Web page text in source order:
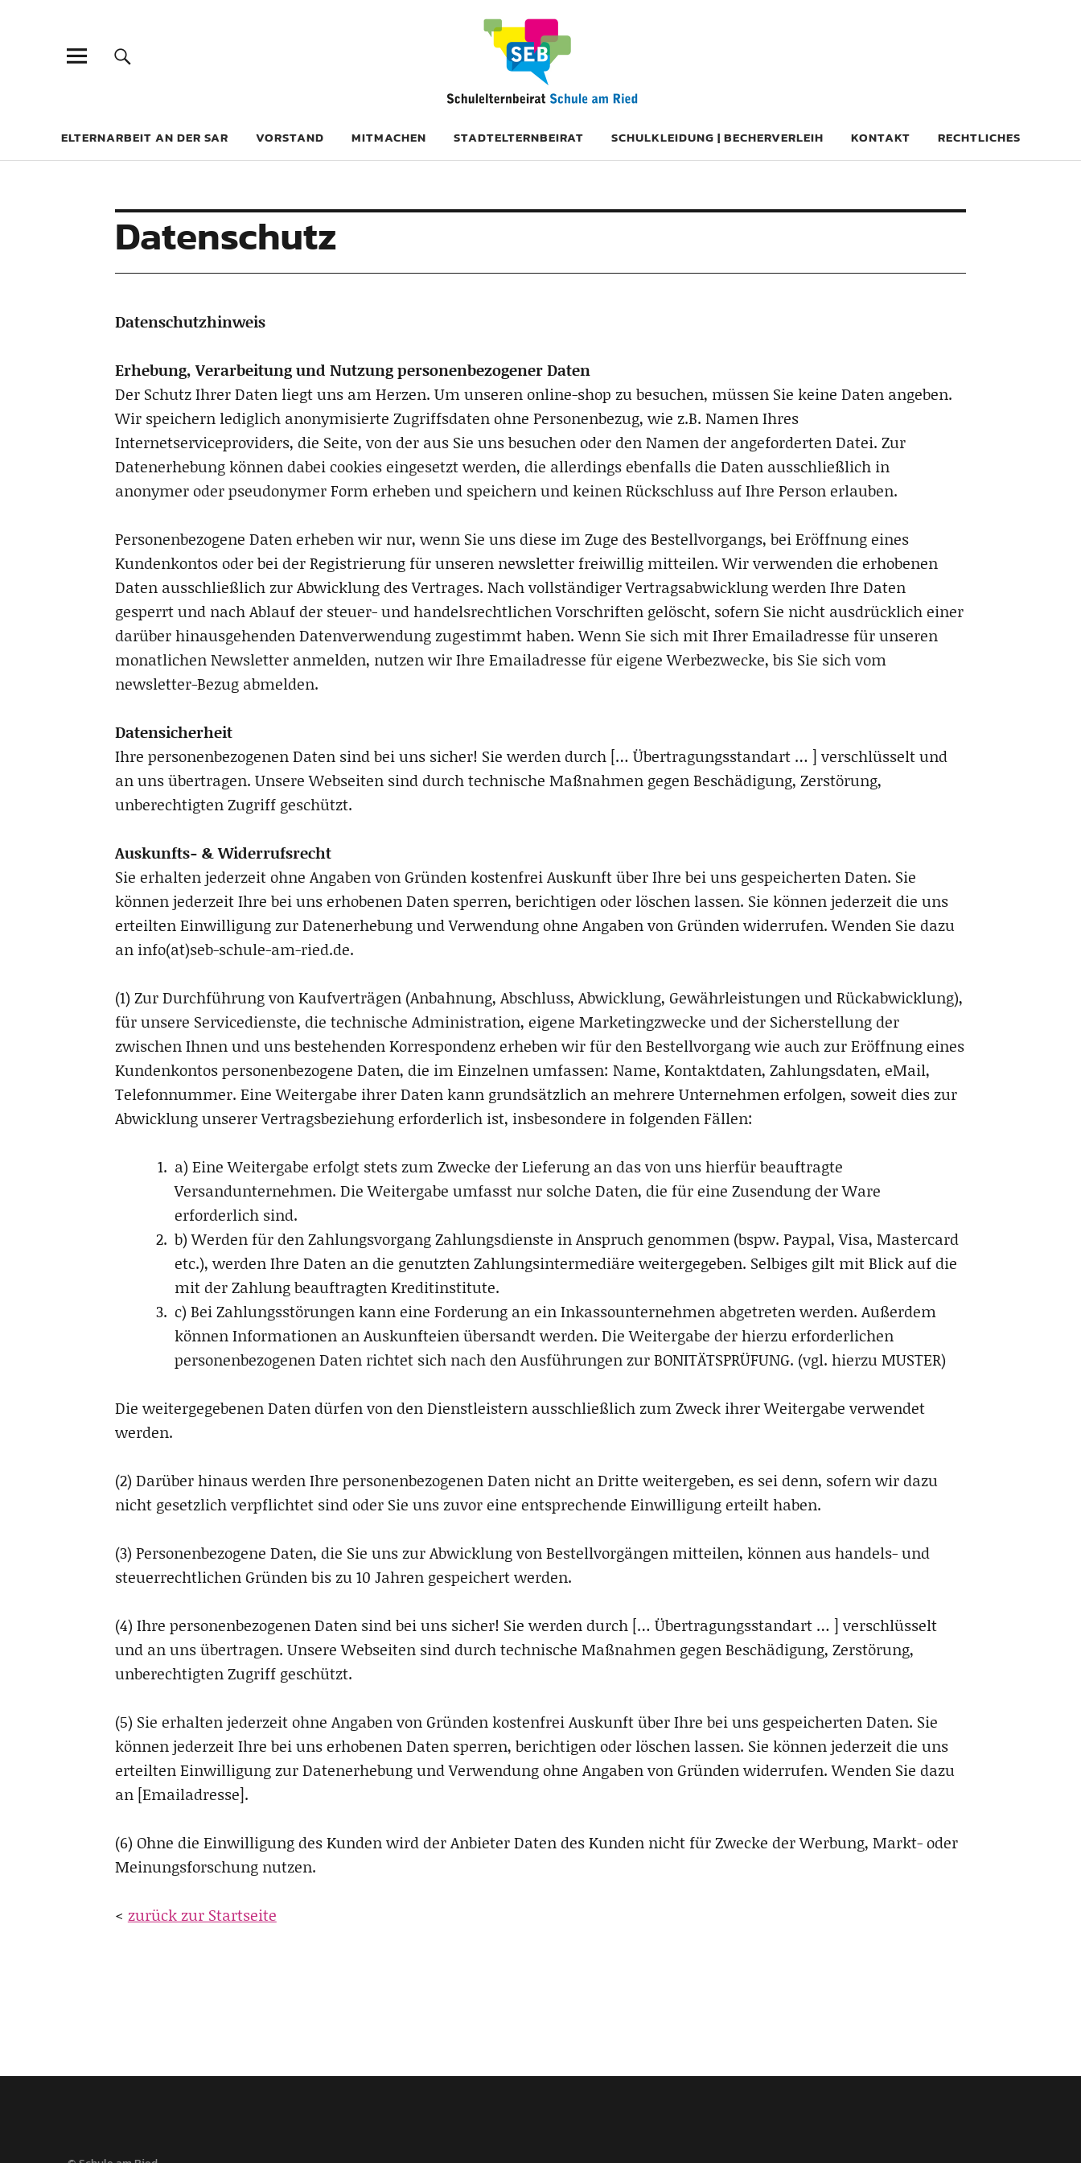
ELTERNARBEIT AN DER SAR VORSTAND MITMACHEN STADTELTERNBEIRAT SCHULKLEIDUNG | BECHERVERLEIH KONTAKT RECHTLICHES
Datenschutz
Datenschutzhinweis
Erhebung, Verarbeitung und Nutzung personenbezogener Daten
Der Schutz Ihrer Daten liegt uns am Herzen. Um unseren online-shop zu besuchen, müssen Sie keine Daten angeben.
Wir speichern lediglich anonymisierte Zugriffsdaten ohne Personenbezug, wie z.B. Namen Ihres
Internetserviceproviders, die Seite, von der aus Sie uns besuchen oder den Namen der angeforderten Datei. Zur
Datenerhebung können dabei cookies eingesetzt werden, die allerdings ebenfalls die Daten ausschließlich in
anonymer oder pseudonymer Form erheben und speichern und keinen Rückschluss auf Ihre Person erlauben.
Personenbezogene Daten erheben wir nur, wenn Sie uns diese im Zuge des Bestellvorgangs, bei Eröffnung eines
Kundenkontos oder bei der Registrierung für unseren newsletter freiwillig mitteilen. Wir verwenden die erhobenen
Daten ausschließlich zur Abwicklung des Vertrages. Nach vollständiger Vertragsabwicklung werden Ihre Daten
gesperrt und nach Ablauf der steuer- und handelsrechtlichen Vorschriften gelöscht, sofern Sie nicht ausdrücklich einer
darüber hinausgehenden Datenverwendung zugestimmt haben. Wenn Sie sich mit Ihrer Emailadresse für unseren
monatlichen Newsletter anmelden, nutzen wir Ihre Emailadresse für eigene Werbezwecke, bis Sie sich vom
newsletter-Bezug abmelden.
Datensicherheit
Ihre personenbezogenen Daten sind bei uns sicher! Sie werden durch [… Übertragungsstandart … ] verschlüsselt und
an uns übertragen. Unsere Webseiten sind durch technische Maßnahmen gegen Beschädigung, Zerstörung,
unberechtigten Zugriff geschützt.
Auskunfts- & Widerrufsrecht
Sie erhalten jederzeit ohne Angaben von Gründen kostenfrei Auskunft über Ihre bei uns gespeicherten Daten. Sie
können jederzeit Ihre bei uns erhobenen Daten sperren, berichtigen oder löschen lassen. Sie können jederzeit die uns
erteilten Einwilligung zur Datenerhebung und Verwendung ohne Angaben von Gründen widerrufen. Wenden Sie dazu
an info(at)seb-schule-am-ried.de.
(1) Zur Durchführung von Kaufverträgen (Anbahnung, Abschluss, Abwicklung, Gewährleistungen und Rückabwicklung),
für unsere Servicedienste, die technische Administration, eigene Marketingzwecke und der Sicherstellung der
zwischen Ihnen und uns bestehenden Korrespondenz erheben wir für den Bestellvorgang wie auch zur Eröffnung eines
Kundenkontos personenbezogene Daten, die im Einzelnen umfassen: Name, Kontaktdaten, Zahlungsdaten, eMail,
Telefonnummer. Eine Weitergabe ihrer Daten kann grundsätzlich an mehrere Unternehmen erfolgen, soweit dies zur
Abwicklung unserer Vertragsbeziehung erforderlich ist, insbesondere in folgenden Fällen:
a) Eine Weitergabe erfolgt stets zum Zwecke der Lieferung an das von uns hierfür beauftragte
Versandunternehmen. Die Weitergabe umfasst nur solche Daten, die für eine Zusendung der Ware
erforderlich sind.
b) Werden für den Zahlungsvorgang Zahlungsdienste in Anspruch genommen (bspw. Paypal, Visa, Mastercard
etc.), werden Ihre Daten an die genutzten Zahlungsintermediäre weitergegeben. Selbiges gilt mit Blick auf die
mit der Zahlung beauftragten Kreditinstitute.
c) Bei Zahlungsstörungen kann eine Forderung an ein Inkassounternehmen abgetreten werden. Außerdem
können Informationen an Auskunfteien übersandt werden. Die Weitergabe der hierzu erforderlichen
personenbezogenen Daten richtet sich nach den Ausführungen zur BONITÄTSPRÜFUNG. (vgl. hierzu MUSTER)
Die weitergegebenen Daten dürfen von den Dienstleistern ausschließlich zum Zweck ihrer Weitergabe verwendet
werden.
(2) Darüber hinaus werden Ihre personenbezogenen Daten nicht an Dritte weitergeben, es sei denn, sofern wir dazu
nicht gesetzlich verpflichtet sind oder Sie uns zuvor eine entsprechende Einwilligung erteilt haben.
(3) Personenbezogene Daten, die Sie uns zur Abwicklung von Bestellvorgängen mitteilen, können aus handels- und
steuerrechtlichen Gründen bis zu 10 Jahren gespeichert werden.
(4) Ihre personenbezogenen Daten sind bei uns sicher! Sie werden durch [… Übertragungsstandart … ] verschlüsselt
und an uns übertragen. Unsere Webseiten sind durch technische Maßnahmen gegen Beschädigung, Zerstörung,
unberechtigten Zugriff geschützt.
(5) Sie erhalten jederzeit ohne Angaben von Gründen kostenfrei Auskunft über Ihre bei uns gespeicherten Daten. Sie
können jederzeit Ihre bei uns erhobenen Daten sperren, berichtigen oder löschen lassen. Sie können jederzeit die uns
erteilten Einwilligung zur Datenerhebung und Verwendung ohne Angaben von Gründen widerrufen. Wenden Sie dazu
an [Emailadresse].
(6) Ohne die Einwilligung des Kunden wird der Anbieter Daten des Kunden nicht für Zwecke der Werbung, Markt- oder
Meinungsforschung nutzen.
< zurück zur Startseite